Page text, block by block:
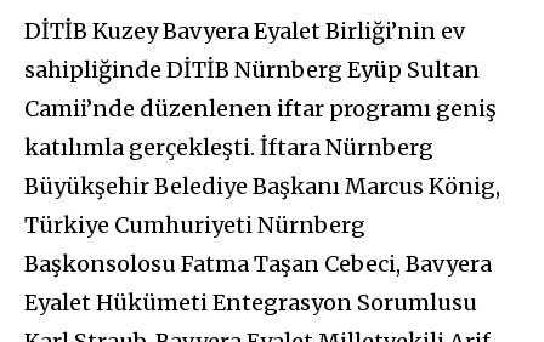
DİTİB Kuzey Bavyera Eyalet Birliği’nin ev
sahipliğinde DİTİB Nürnberg Eyüp Sultan
Camii’nde düzenlenen iftar programı geniş
katılımla gerçekleşti. İftara Nürnberg
Büyükşehir Belediye Başkanı Marcus König,
Türkiye Cumhuriyeti Nürnberg
Başkonsolosu Fatma Taşan Cebeci, Bavyera
Eyalet Hükümeti Entegrasyon Sorumlusu